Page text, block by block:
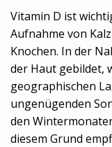
Vitamin D ist
Aufnahme von
Knochen. In der
der Haut gebildet,
geographischen
ungenügenden
den
diesem Grund